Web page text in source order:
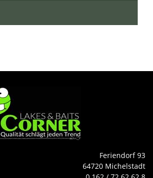
Feriendorf 93
64720 Michelstadt